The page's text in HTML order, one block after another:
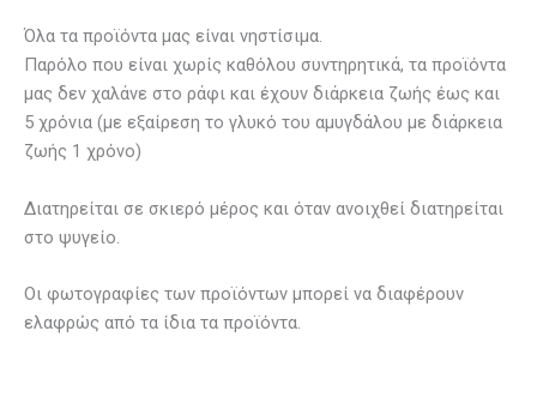
Όλα τα προϊόντα μας είναι νηστίσιμα.
Παρόλο που είναι χωρίς καθόλου συντηρητικά, τα προϊόντα
μας δεν χαλάνε στο ράφι και έχουν διάρκεια ζωής έως και
5 χρόνια (με εξαίρεση το γλυκό του αμυγδάλου με διάρκεια
ζωής 1 χρόνο)
Διατηρείται σε σκιερό μέρος και όταν ανοιχθεί διατηρείται
στο ψυγείο.
Οι φωτογραφίες των προϊόντων μπορεί να διαφέρουν
ελαφρώς από τα ίδια τα προϊόντα.